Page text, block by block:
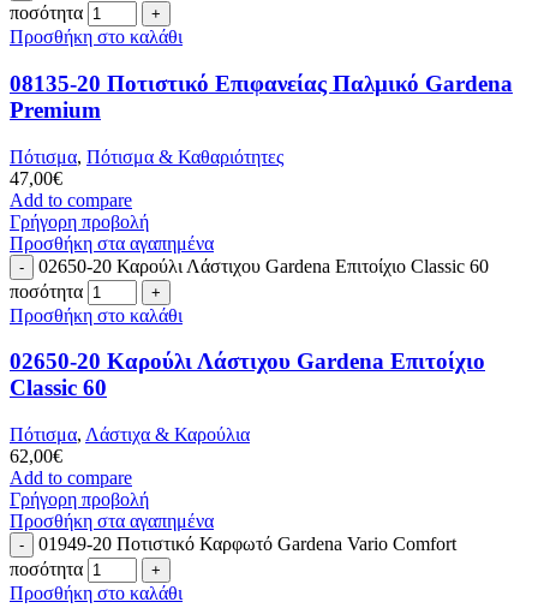
ποσότητα
Προσθήκη στο καλάθι
08135-20 Ποτιστικό Επιφανείας Παλμικό Gardena
Premium
Πότισμα, Πότισμα & Καθαριότητες
47,00€
Add to compare
Γρήγορη προβολή
Προσθήκη στα αγαπημένα
02650-20 Καρούλι Λάστιχου Gardena Επιτοίχιο Classic 60
ποσότητα
Προσθήκη στο καλάθι
02650-20 Καρούλι Λάστιχου Gardena Επιτοίχιο
Classic 60
Πότισμα, Λάστιχα & Καρούλια
62,00€
Add to compare
Γρήγορη προβολή
Προσθήκη στα αγαπημένα
01949-20 Ποτιστικό Καρφωτό Gardena Vario Comfort
ποσότητα
Προσθήκη στο καλάθι